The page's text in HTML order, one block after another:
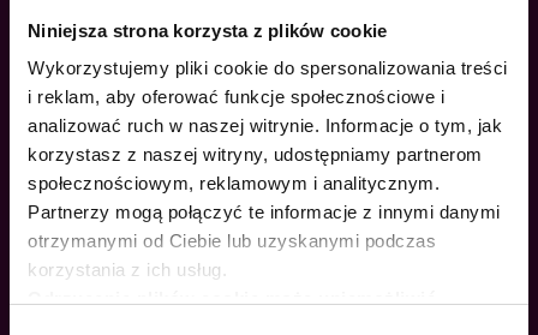
Niniejsza strona korzysta z plików cookie
Wykorzystujemy pliki cookie do spersonalizowania treści
i reklam, aby oferować funkcje społecznościowe i
analizować ruch w naszej witrynie. Informacje o tym, jak
korzystasz z naszej witryny, udostępniamy partnerom
społecznościowym, reklamowym i analitycznym.
Partnerzy mogą połączyć te informacje z innymi danymi
otrzymanymi od Ciebie lub uzyskanymi podczas
korzystania z ich usług.